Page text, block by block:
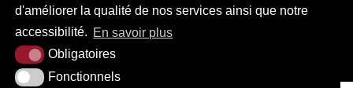
d'améliorer la qualité de nos services ainsi que notre
accessibilité. En savoir plus
Obligatoires
Fonctionnels
PLAN DU SITE MENTIONS LÉGALES ACCESSIBILITÉ